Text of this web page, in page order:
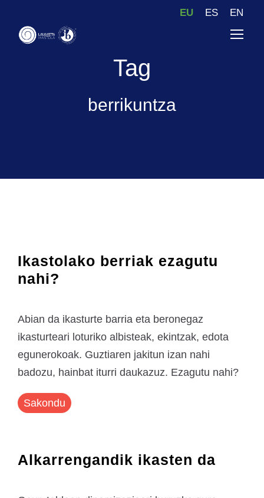
EU ES EN
Tag
berrikuntza
Ikastolako berriak ezagutu
nahi?
Abian da ikasturte barria eta beronegaz
ikasturteari loturiko albisteak, ekintzak, edota
egunerokoak. Guztiaren jakitun izan nahi
badozu, hainbat iturri daukazuz. Ezagutu nahi?
Sakondu
Alkarrengandik ikasten da